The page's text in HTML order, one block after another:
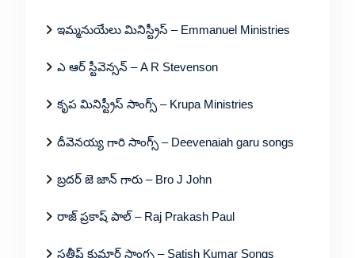
ఇమ్మనుయేలు మినిస్ట్రీస్ – Emmanuel Ministries
ఎ ఆర్ స్టీవెన్సన్ – A R Stevenson
కృప మినిస్ట్రీస్ సాంగ్స్ – Krupa Ministries
దీవెనయ్య గారి సాంగ్స్ – Deevenaiah garu songs
బ్రదర్ జె జాన్ గారు – Bro J John
రాజ్ ప్రకాష్ పాల్ – Raj Prakash Paul
సతీష్ కుమార్ సాంగ్స – Satish Kumar Songs